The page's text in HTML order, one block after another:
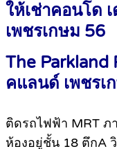
ให้เช่าคอนโด
เพชรเกษม 56
The Parkland
คแลนด์ เพชรเ
ติดรถไฟฟ้า MRT ภ
ห้องอยู่ชั้น 18 ตึกA